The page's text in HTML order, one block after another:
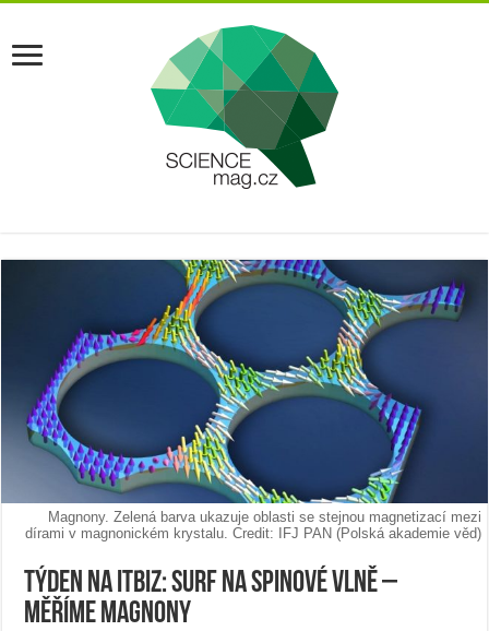
Magnony. Zelená barva ukazuje oblasti se stejnou magnetizací mezi
dírami v magnonickém krystalu. Credit: IFJ PAN (Polská akademie věd)
Týden na ITBiz: Surf na spinové vlně –
měříme magnony